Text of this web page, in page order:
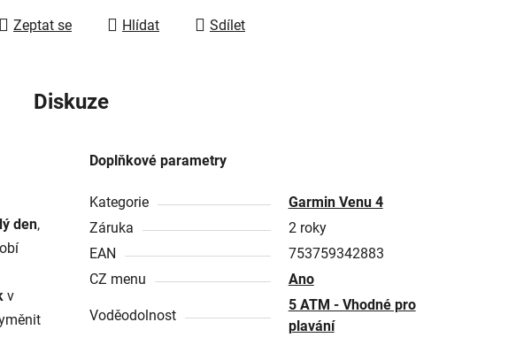
Zeptat se Hlídat Sdílet
Diskuze
den,
v
Doplňkové parametry
Kategorie
Garmin Venu 4
Záruka
2 roky
EAN
753759342883
CZ menu
Ano
Voděodolnost
5 ATM - Vhodné pro
plavání